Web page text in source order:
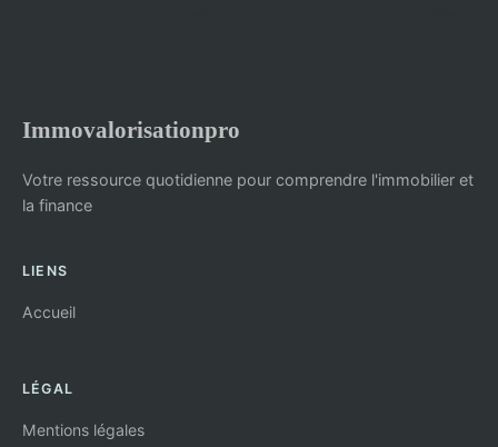
Immovalorisationpro
Votre ressource quotidienne pour comprendre l'immobilier et
la finance
LIENS
Accueil
LÉGAL
Mentions légales